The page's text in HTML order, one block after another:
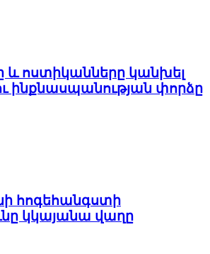
և ոստիկանները կանխել
ինքնասպանության փորձը
հոգեհանգստի
կկայանա վաղը